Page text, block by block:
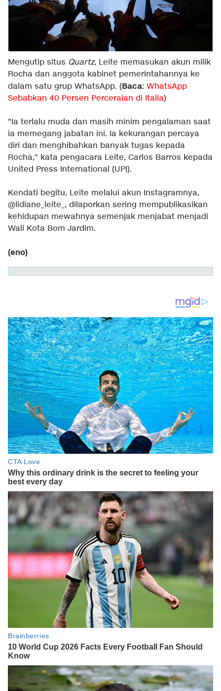
Mengutip situs Quartz, Leite memasukan akun milik
Rocha dan anggota kabinet pemerintahannya ke
dalam satu grup WhatsApp. (Baca: WhatsApp
Sebabkan 40 Persen Perceraian di Italia)
"Ia terlalu muda dan masih minim pengalaman saat
ia memegang jabatan ini. Ia kekurangan percaya
diri dan menghibahkan banyak tugas kepada
Rocha," kata pengacara Leite, Carlos Barros kepada
United Press International (UPI).
Kendati begitu, Leite melalui akun Instagramnya,
@lidiane_leite_, dilaporkan sering mempublikasikan
kehidupan mewahnya semenjak menjabat menjadi
Wali Kota Bom Jardim.
(eno)